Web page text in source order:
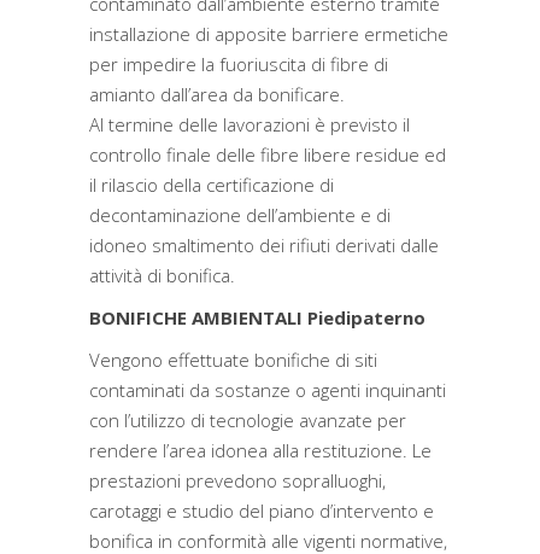
installazione di apposite barriere ermetiche
per impedire la fuoriuscita di fibre di
amianto dall’area da bonificare.
Al termine delle lavorazioni è previsto il
controllo finale delle fibre libere residue ed
il rilascio della certificazione di
decontaminazione dell’ambiente e di
idoneo smaltimento dei rifiuti derivati dalle
attività di bonifica.
BONIFICHE AMBIENTALI Piedipaterno
Vengono effettuate bonifiche di siti
contaminati da sostanze o agenti inquinanti
con l’utilizzo di tecnologie avanzate per
rendere l’area idonea alla restituzione. Le
prestazioni prevedono sopralluoghi,
carotaggi e studio del piano d’intervento e
bonifica in conformità alle vigenti normative,